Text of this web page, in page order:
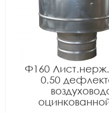
Ф160 Лист.нерж.
0.50